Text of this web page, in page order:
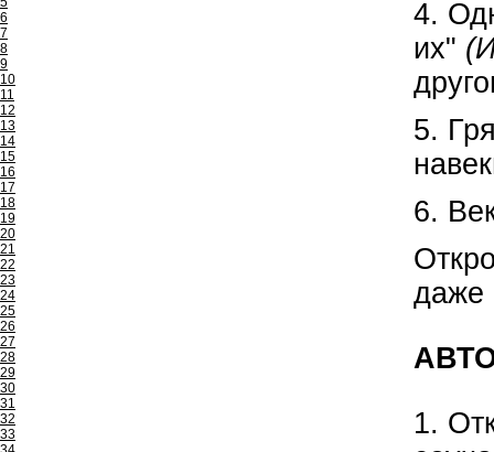
6
7
8
9
10
11
12
13
14
15
16
17
18
19
20
21
22
23
24
25
26
27
28
29
30
31
32
33
4.
их"
5.
6.
даже
1.